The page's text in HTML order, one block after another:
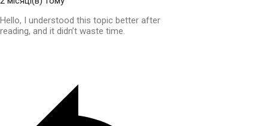
Hello, I understood this topic better after
reading, and it didn’t waste time.